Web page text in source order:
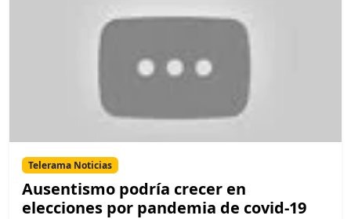
Telerama Noticias
Ausentismo podría crecer en
elecciones por pandemia de covid-19